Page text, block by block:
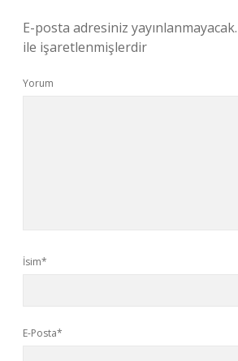
E-posta adresiniz yayınlanmayacak.
ile işaretlenmişlerdir
Yorum
İsim*
E-Posta*